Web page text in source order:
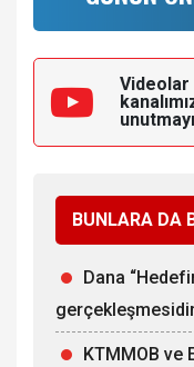
Videolar
BUNLARA DA
Dana
KTMMOB ve